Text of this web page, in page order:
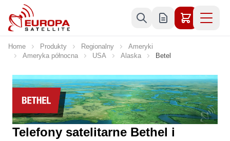
Skip to Content
Home Produkty Regionalny
Ameryki
Ameryka północna
USA Alaska Betel
Telefony satelitarne Bethel i